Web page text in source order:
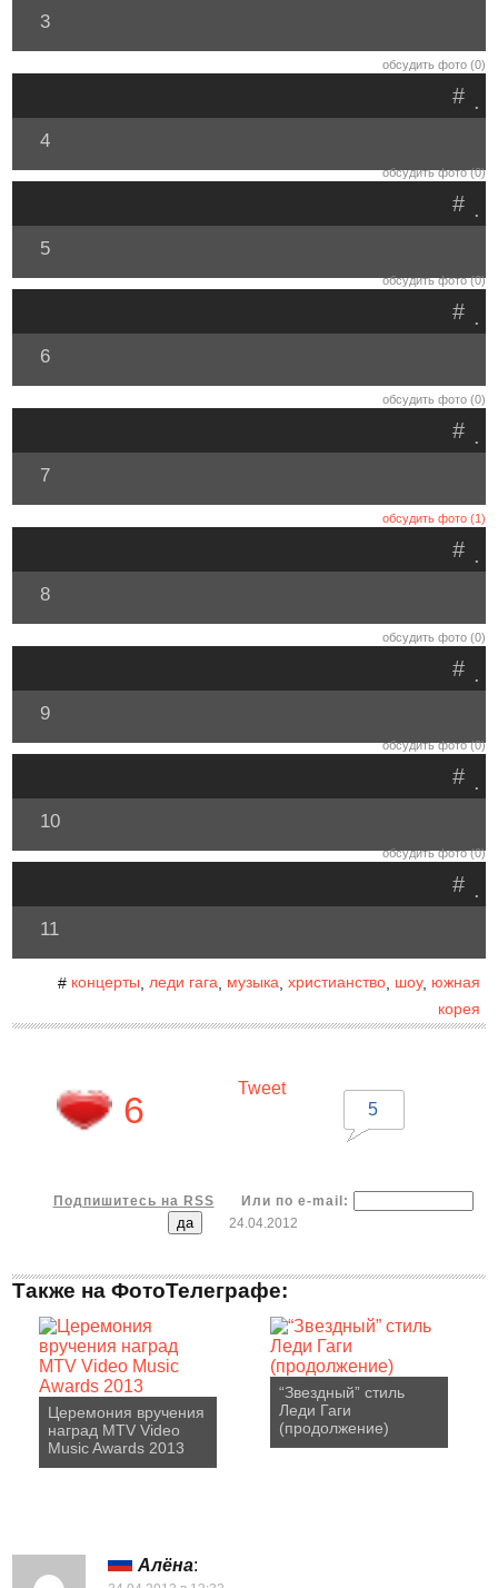
3
обсудить фото (0)
.
#
4
обсудить фото (0)
.
#
5
обсудить фото (0)
.
#
6
обсудить фото (0)
.
#
7
обсудить фото (1)
.
#
8
обсудить фото (0)
.
#
9
обсудить фото (0)
.
#
10
обсудить фото (0)
.
#
11
# концерты леди гага, музыка, христианство, шоу, южная
корея
6
Tweet
5
Подпишитесь на RSS
Или по e-mail:
24.04.2012
Также на ФотоТелеграфе:
Церемония вручения
наград MTV Video
Music Awards 2013
“Звездный” стиль
Леди Гаги
(продолжение)
Алёна: